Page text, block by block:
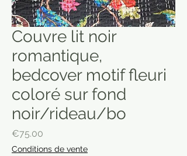
Couvre lit noir
romantique,
bedcover motif fleuri
coloré sur fond
noir/rideau/bo
€75.00
Conditions de vente